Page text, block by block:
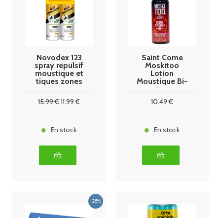
Novodex 123
spray repulsif
moustique et
tiques zones
2x100ml
15.99€11.99 €
En stock
Saint Come
Moskitoo
Lotion
Moustique Bi-
Tropic
Citriodora
10.49 €
En stock